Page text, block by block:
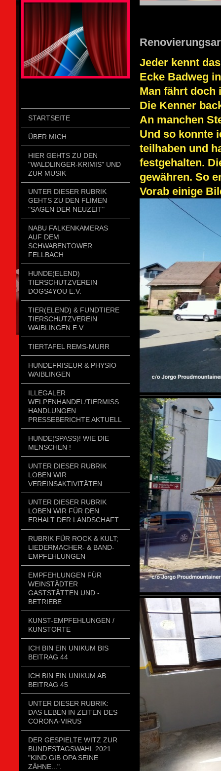
STARTSEITE
ÜBER MICH
HIER GEHTS ZU DEN
"WALDLINGER-KRIMIS" UND
ZUR MUSIK
UNTER DIESER RUBRIK
GEHTS ZU DEN FLIMEN
"SAGEN DER NEUZEIT"
NABU FALKENKAMERAS
AUF DEM
SCHWABENTOWER
FELLBACH
HUNDE(ELEND)
TIERSCHUTZVEREIN
DOGS4YOU E.V.
TIER(ELEND) & FUNDTIERE
TIERSCHUTZVEREIN
WAIBLINGEN E.V.
TIERTAFEL REMS-MURR
HUNDEFRISEUR & PHYSIO
WAIBLINGEN
ILLEGALER
WELPENHANDEL/TIERMISSH
ANDLUNGEN P
RESSEBERICHTE AKTUELL
HUNDE(SPASS)! WIE DIE
MENSCHEN !
UNTER DIESER RUBRIK
LOBEN WIR
VEREINSAKTIVITÄTEN
UNTER DIESER RUBRIK
LOBEN WIR FÜR DEN
ERHALT DER LANDSCHAFT
RUBRIK FÜR ROCK & KULT;
LIEDERMACHER- & BAND-
EMPFEHLUNGEN
EMPFEHLUNGEN FÜR
WEINSTÄDTER
GASTSTÄTTEN UND -
BETRIEBE
KUNST-EMPFEHLUNGEN /
KUNSTORTE
ICH BIN EIN UNIKUM BIS
BEITRAG 44
ICH BIN EIN UNIKUM AB
BEITRAG 45
UNTER DIESER RUBRIK:
DAS LEBEN IN ZEITEN DES
CORONA-VIRUS
DER GESPIELTE WITZ ZUR
BUNDESTAGSWAHL 2021
"KIND GIB OPA SEINE
ZÄHNE...".
Jeder kennt
Ecke Badweg
Man fährt doch
Die Kenner
An manchen
Und so konnte
teilhaben und
festgehalten.
gewähren. So
Vorab einige